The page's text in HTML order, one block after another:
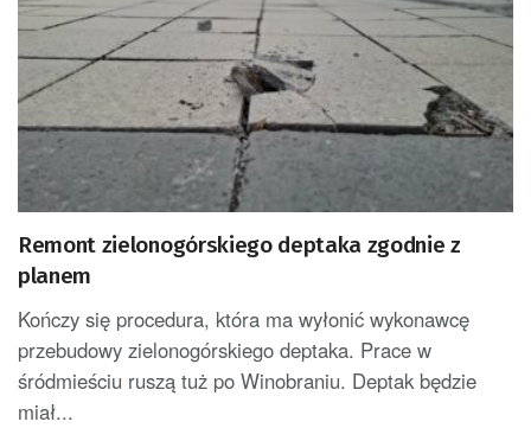
Remont zielonogórskiego deptaka zgodnie z
planem
Kończy się procedura, która ma wyłonić wykonawcę
przebudowy zielonogórskiego deptaka. Prace w
śródmieściu ruszą tuż po Winobraniu. Deptak będzie
miał...